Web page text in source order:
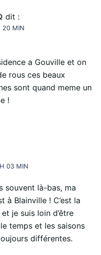
dit :
20 MIN
a Gouville et on
rous ces beaux
sont quand meme un
!
03 MIN
souvent là-bas, ma
à Blainville ! C’est la
je suis loin d’être
temps et les saisons
différentes.